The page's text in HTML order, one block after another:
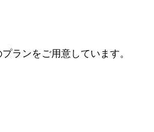
ランをご用意しています。